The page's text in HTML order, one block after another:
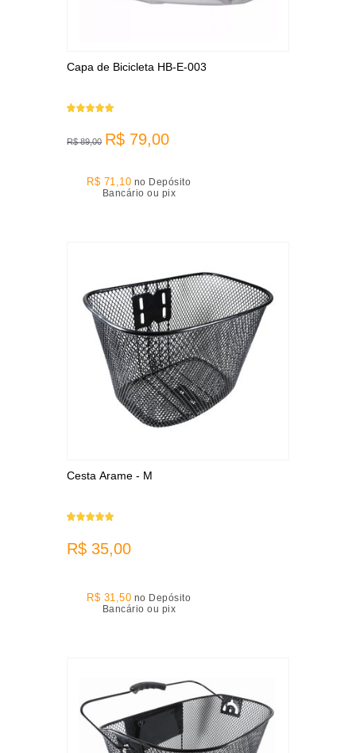
Capa de Bicicleta HB-E-003
R$ 89,00 R$ 79,00
R$ 71,10 no Depósito
Bancário ou pix
Cesta Arame - M
R$ 35,00
R$ 31,50 no Depósito
Bancário ou pix